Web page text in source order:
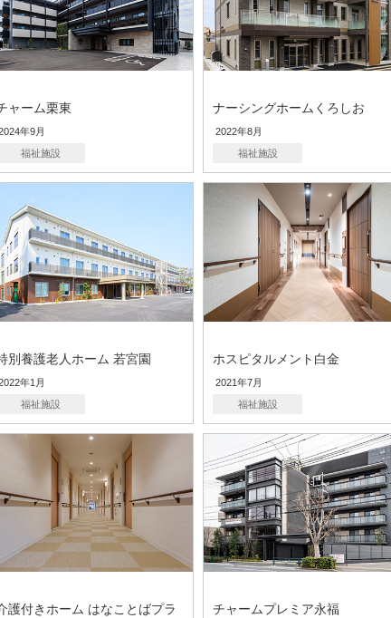
ャーム栗東
年9月
福祉施設
ナーシングホームくろしお
2022年8月
福祉施設
別養護老人ホーム 若宮園
年1月
福祉施設
ホスピタルメント白金
2021年7月
福祉施設
護付きホーム はなことばプラ
チャームプレミア永福